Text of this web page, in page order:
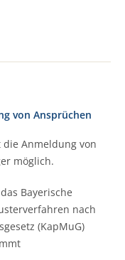
von Ansprüchen
Anmeldung von
möglich.
Bayerische
nach
(KapMuG)